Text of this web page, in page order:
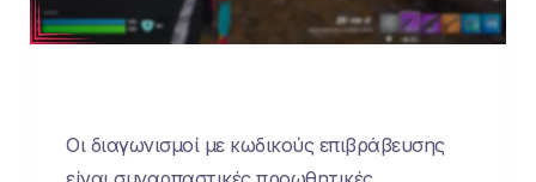
Οι διαγωνισμοί με κωδικούς επιβράβευσης